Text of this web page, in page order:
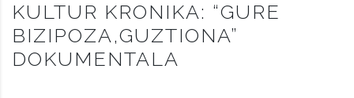
KULTUR KRONIKA: “GURE
BIZIPOZA,GUZTIONA”
DOKUMENTALA